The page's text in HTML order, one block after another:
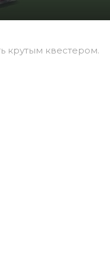
крутым квестером.